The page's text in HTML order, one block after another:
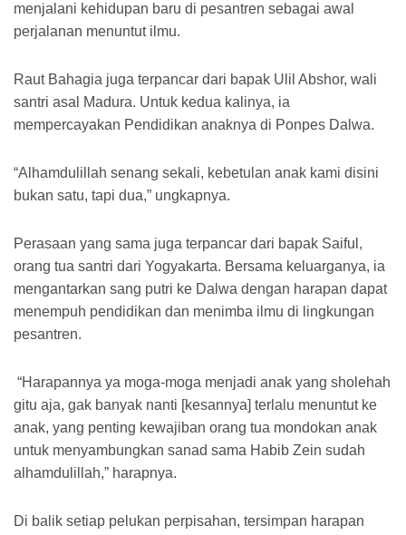
menjalani kehidupan baru di pesantren sebagai awal
perjalanan menuntut ilmu.
Raut Bahagia juga terpancar dari bapak Ulil Abshor, wali
santri asal Madura. Untuk kedua kalinya, ia
mempercayakan Pendidikan anaknya di Ponpes Dalwa.
“Alhamdulillah senang sekali, kebetulan anak kami disini
bukan satu, tapi dua,” ungkapnya.
Perasaan yang sama juga terpancar dari bapak Saiful,
orang tua santri dari Yogyakarta. Bersama keluarganya, ia
mengantarkan sang putri ke Dalwa dengan harapan dapat
menempuh pendidikan dan menimba ilmu di lingkungan
pesantren.
“Harapannya ya moga-moga menjadi anak yang sholehah
gitu aja, gak banyak nanti [kesannya] terlalu menuntut ke
anak, yang penting kewajiban orang tua mondokan anak
untuk menyambungkan sanad sama Habib Zein sudah
alhamdulillah,” harapnya.
Di balik setiap pelukan perpisahan, tersimpan harapan